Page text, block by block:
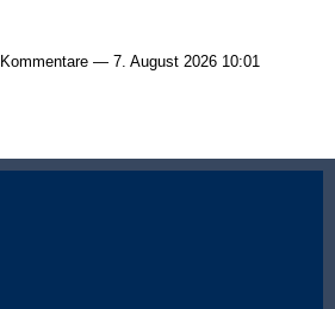
Kommentare — 7. August 2026 10:01